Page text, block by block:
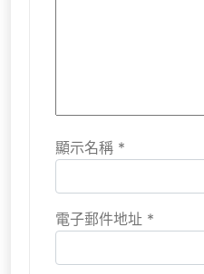
顯示名稱 *
電子郵件地址 *